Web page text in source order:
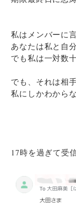
私はメンバーに
あなたは私と自
でも私は一対数
でも、それは相
私にしかわから
17時を過ぎて受